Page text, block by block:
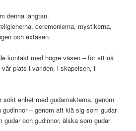
denna längtan.
ceremonierna, mystikerna,
och extasen.
kontakt med högre väsen – för att nå
plats i världen, i skapelsen, i
sökt enhet med gudamakterna, genom
– genom att klä sig som gudar
gudar och gudinnor, älska som gudar